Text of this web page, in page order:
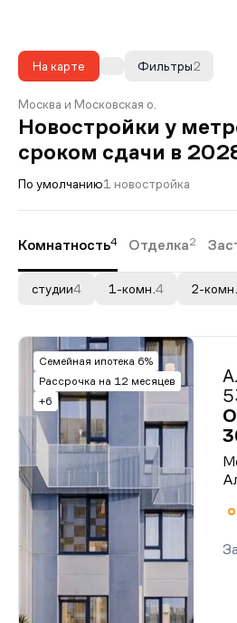
На карте 2
Фильтры
Москва и Московская о.
Новостройки у
сроком сдачи в
По умолчанию1 новостройка
Комнатность4 Отделка2
студии4 1-комн. 4 2-комн.
Семейная ипотека 6%
Рассрочка на 12 месяцев
+6